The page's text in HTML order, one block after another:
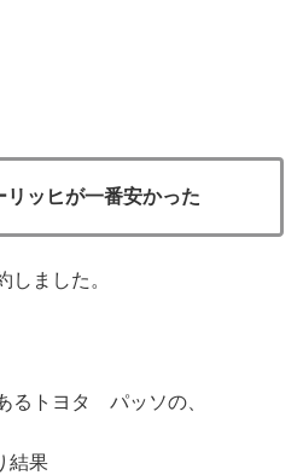
ッヒが一番安かった
しました。
るトヨタ パッソの、
結果